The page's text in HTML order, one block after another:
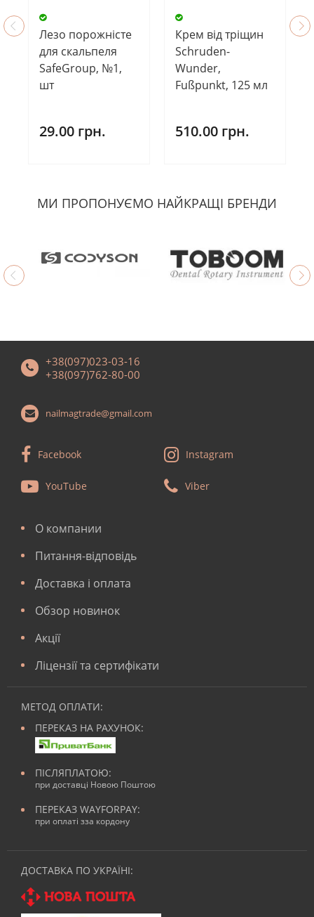
Лезо порожністе
для скальпеля
SafeGroup, №1,
шт
29.00 грн.
Крем від тріщин
Schruden-
Wunder,
Fußpunkt, 125 мл
510.00 грн.
МИ ПРОПОНУЄМО НАЙКРАЩІ БРЕНДИ
+38(097)023-03-16
+38(097)762-80-00
nailmagtrade@gmail.com
Facebook Instagram
YouTube Viber
О компании
Питання-відповідь
Доставка і оплата
Обзор новинок
Акції
Ліцензії та сертифікати
МЕТОД ОПЛАТИ:
ПЕРЕКАЗ НА РАХУНОК:
ПІСЛЯПЛАТОЮ:
при доставці Новою Поштою
ПЕРЕКАЗ WAYFORPAY:
при оплаті зза кордону
ДОСТАВКА ПО УКРАЇНІ: